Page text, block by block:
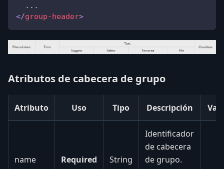
  ...
</group-header>
Atributos de cabecera de grupo
Atributo Uso Tipo Descripción
name Required String
Identificador
de cabecera
de grupo.